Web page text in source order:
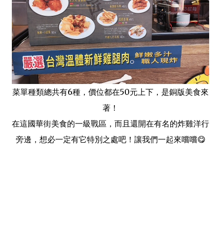
菜單種類總共有6種，價位都在50元上下，是銅版美食來
著！
在這國華街美食的一級戰區，而且還開在有名的炸雞洋行
旁邊，想必一定有它特別之處吧！讓我們一起來嚐嚐😋